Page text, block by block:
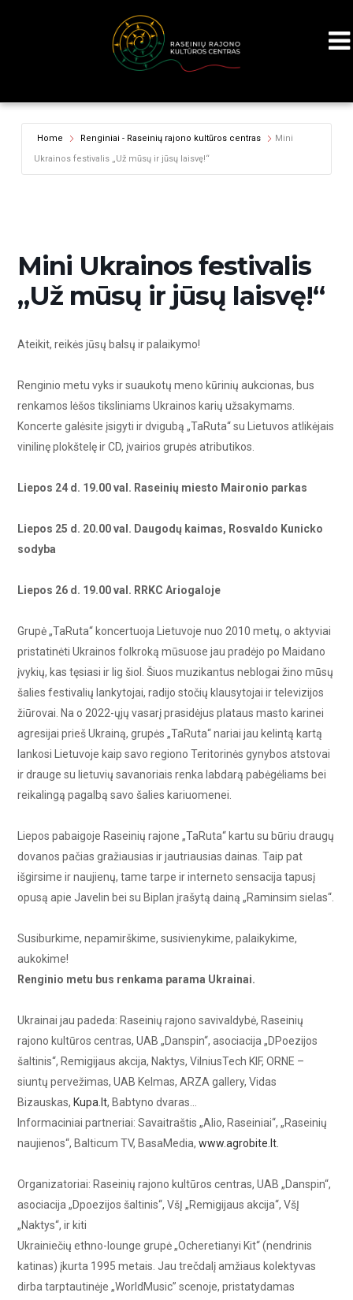
Home Renginiai - Raseinių rajono kultūros centras
Mini
Ukrainos festivalis „Už mūsų ir jūsų laisvę!“
Mini Ukrainos festivalis
„Už mūsų ir jūsų laisvę!“
Ateikit, reikės jūsų balsų ir palaikymo!
Renginio metu vyks ir suaukotų meno kūrinių aukcionas, bus
renkamos lėšos tiksliniams Ukrainos karių užsakymams.
Koncerte galėsite įsigyti ir dvigubą „TaRuta“ su Lietuvos atlikėjais
vinilinę plokštelę ir CD, įvairios grupės atributikos.
Liepos 24 d. 19.00 val. Raseinių miesto Maironio parkas
Liepos 25 d. 20.00 val. Daugodų kaimas, Rosvaldo Kunicko
sodyba
Liepos 26 d. 19.00 val. RRKC Ariogaloje
Grupė „TaRuta“ koncertuoja Lietuvoje nuo 2010 metų, o aktyviai
pristatinėti Ukrainos folkroką mūsuose jau pradėjo po Maidano
įvykių, kas tęsiasi ir lig šiol. Šiuos muzikantus neblogai žino mūsų
šalies festivalių lankytojai, radijo stočių klausytojai ir televizijos
žiūrovai. Na o 2022-ųjų vasarį prasidėjus plataus masto karinei
agresijai prieš Ukrainą, grupės „TaRuta“ nariai jau kelintą kartą
lankosi Lietuvoje kaip savo regiono Teritorinės gynybos atstovai
ir drauge su lietuvių savanoriais renka labdarą pabėgėliams bei
reikalingą pagalbą savo šalies kariuomenei.
Liepos pabaigoje Raseinių rajone „TaRuta“ kartu su būriu draugų
dovanos pačias gražiausias ir jautriausias dainas. Taip pat
išgirsime ir naujienų, tame tarpe ir interneto sensacija tapusį
opusą apie Javelin bei su Biplan įrašytą dainą „Raminsim sielas“.
Susiburkime, nepamirškime, susivienykime, palaikykime,
aukokime!
Renginio metu bus renkama parama Ukrainai.
Ukrainai jau padeda: Raseinių rajono savivaldybė, Raseinių
rajono kultūros centras, UAB „Danspin“, asociacija „DPoezijos
šaltinis“, Remigijaus akcija, Naktys, VilniusTech KIF, ORNE –
siuntų pervežimas, UAB Kelmas, ARZA gallery, Vidas
Bizauskas, Kupa.lt, Babtyno dvaras…
Informaciniai partneriai: Savaitraštis „Alio, Raseiniai“, „Raseinių
naujienos“, Balticum TV, BasaMedia,www.agrobite.lt.
Organizatoriai: Raseinių rajono kultūros centras, UAB „Danspin“,
asociacija „Dpoezijos šaltinis“, VšĮ „Remigijaus akcija“, VšĮ
„Naktys“, ir kiti
Ukrainiečių ethno-lounge grupė „Ocheretianyi Kit“ (nendrinis
katinas) įkurta 1995 metais. Jau trečdalį amžiaus kolektyvas
dirba tarptautinėje „WorldMusic” scenoje, pristatydamas